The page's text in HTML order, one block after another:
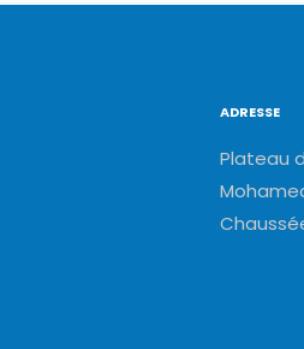
ADRESSE
Plateau